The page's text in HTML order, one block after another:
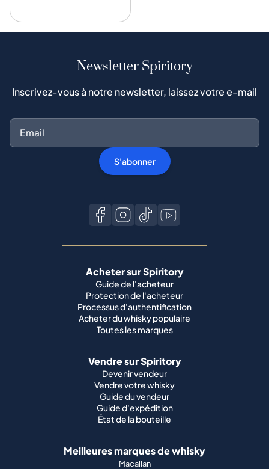
Newsletter Spiritory
Inscrivez-vous à notre newsletter, laissez votre e-mail
S'abonner
Acheter sur Spiritory
Guide de l'acheteur
Protection de l'acheteur
Processus d'authentification
Acheter du whisky populaire
Toutes les marques
Vendre sur Spiritory
Devenir vendeur
Vendre votre whisky
Guide du vendeur
Guide d'expédition
État de la bouteille
Meilleures marques de whisky
Macallan